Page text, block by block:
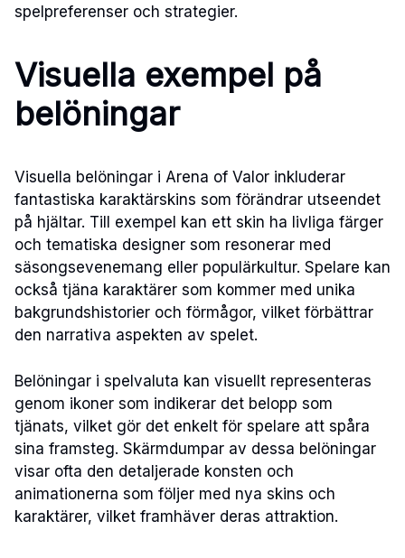
spelpreferenser och strategier.
Visuella exempel på
belöningar
Visuella belöningar i Arena of Valor inkluderar
fantastiska karaktärskins som förändrar utseendet
på hjältar. Till exempel kan ett skin ha livliga färger
och tematiska designer som resonerar med
säsongsevenemang eller populärkultur. Spelare kan
också tjäna karaktärer som kommer med unika
bakgrundshistorier och förmågor, vilket förbättrar
den narrativa aspekten av spelet.
Belöningar i spelvaluta kan visuellt representeras
genom ikoner som indikerar det belopp som
tjänats, vilket gör det enkelt för spelare att spåra
sina framsteg. Skärmdumpar av dessa belöningar
visar ofta den detaljerade konsten och
animationerna som följer med nya skins och
karaktärer, vilket framhäver deras attraktion.